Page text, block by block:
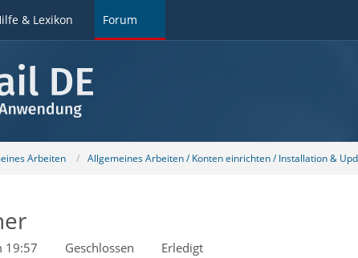
& Lexikon Forum
Arbeiten Allgemeines Arbeiten / Konten einrichten / Installation &
19:57 Geschlossen Erledigt